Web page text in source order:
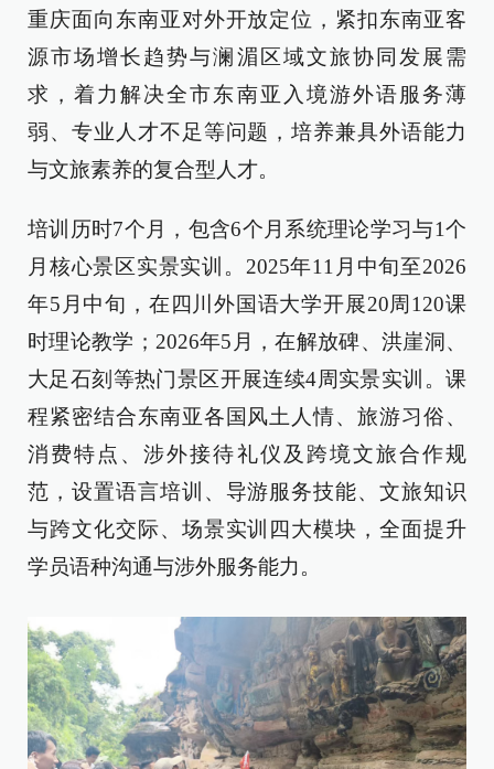
重庆面向东南亚对外开放定位，紧扣东南亚客
源市场增长趋势与澜湄区域文旅协同发展需
求，着力解决全市东南亚入境游外语服务薄
弱、专业人才不足等问题，培养兼具外语能力
与文旅素养的复合型人才。
培训历时7个月，包含6个月系统理论学习与1个
月核心景区实景实训。2025年11月中旬至2026
年5月中旬，在四川外国语大学开展20周120课
时理论教学；2026年5月，在解放碑、洪崖洞、
大足石刻等热门景区开展连续4周实景实训。课
程紧密结合东南亚各国风土人情、旅游习俗、
消费特点、涉外接待礼仪及跨境文旅合作规
范，设置语言培训、导游服务技能、文旅知识
与跨文化交际、场景实训四大模块，全面提升
学员语种沟通与涉外服务能力。